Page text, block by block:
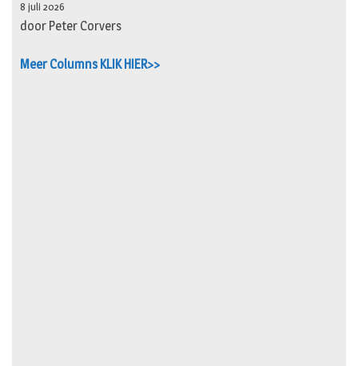
8 juli 2026
door Peter Corvers
Meer Columns KLIK HIER>>